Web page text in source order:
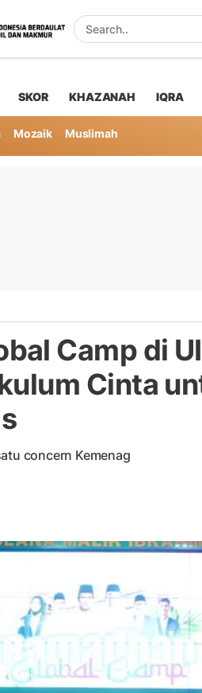
SKOR KHAZANAH IQRA
Mozaik Muslimah
Camp di
Cinta
concern Kemenag